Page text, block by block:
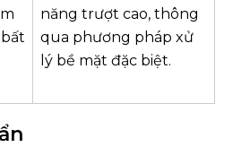
năng trượt cao, thông
qua phương pháp xử
lý bề mặt đặc biệt.